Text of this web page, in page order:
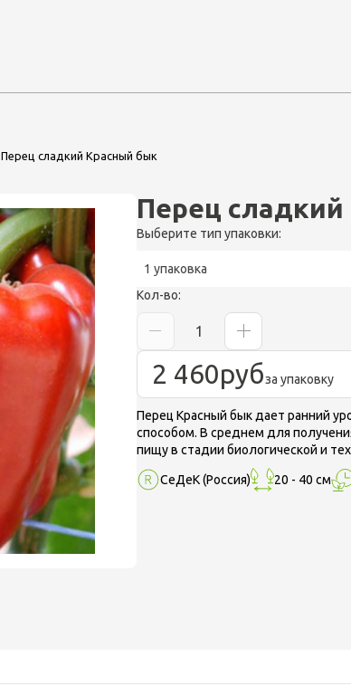
Перец сладкий Красный бык
Перец
Выберите тип упаковки:
1 упаковка
Кол-во:
2 460рубза упаковку
Перец Красный бык дает ранний
способом. В среднем для
пищу в стадии биологической и
СеДеК(Россия) 20 - 40 см